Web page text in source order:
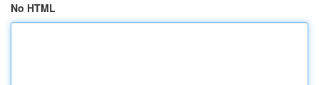
No HTML